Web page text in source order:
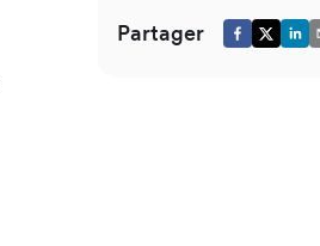
Partager